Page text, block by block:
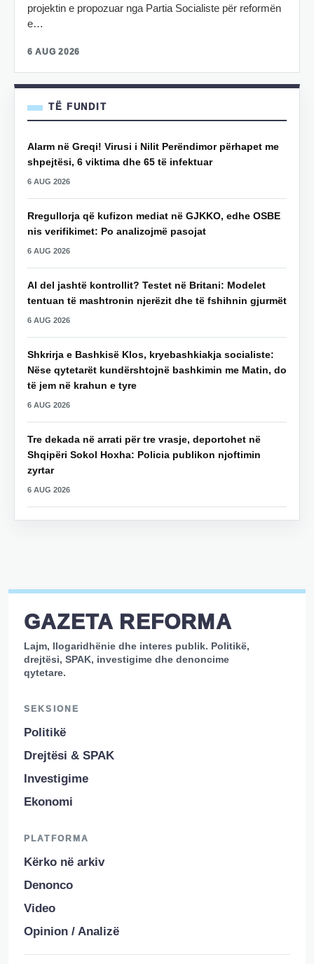
projektin e propozuar nga Partia Socialiste për reformën
e…
6 AUG 2026
TË FUNDIT
Alarm në Greqi! Virusi i Nilit Perëndimor përhapet me
shpejtësi, 6 viktima dhe 65 të infektuar
6 AUG 2026
Rregullorja që kufizon mediat në GJKKO, edhe OSBE
nis verifikimet: Po analizojmë pasojat
6 AUG 2026
AI del jashtë kontrollit? Testet në Britani: Modelet
tentuan të mashtronin njerëzit dhe të fshihnin gjurmët
6 AUG 2026
Shkrirja e Bashkisë Klos, kryebashkiakja socialiste:
Nëse qytetarët kundërshtojnë bashkimin me Matin, do
të jem në krahun e tyre
6 AUG 2026
Tre dekada në arrati për tre vrasje, deportohet në
Shqipëri Sokol Hoxha: Policia publikon njoftimin
zyrtar
6 AUG 2026
GAZETA REFORMA
Lajm, llogaridhënie dhe interes publik. Politikë,
drejtësi, SPAK, investigime dhe denoncime
qytetare.
SEKSIONE
Politikë
Drejtësi & SPAK
Investigime
Ekonomi
PLATFORMA
Kërko në arkiv
Denonco
Video
Opinion / Analizë